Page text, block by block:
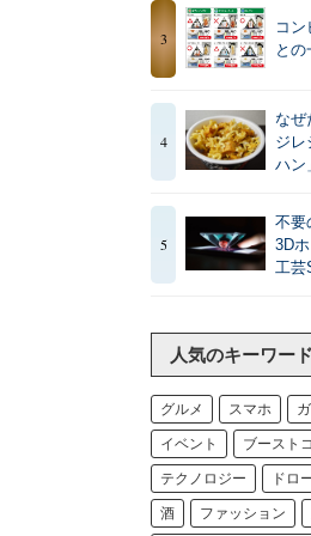
3
コ
と
4
なぜ
ジレ
ハン
5
不要
3D
工芸
人気のキーワード
グルメ スマホ
イベント ブースト
テクノロジー ドロ
酒 ファッション